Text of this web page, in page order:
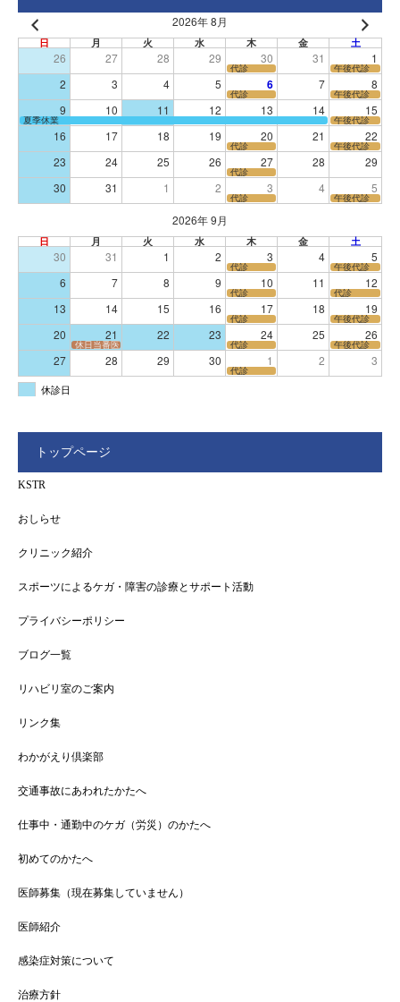
2026年 8月
日 月 火 水 木 金 土
26 27 28 29 30 31 1
代診 午後代診
2 3 4 5 6 7 8
代診 午後代診
9 10 11 12 13 14 15
夏季休業 午後代診
16 17 18 19 20 21 22
代診 午後代診
23 24 25 26 27 28 29
代診
30 31 1 2 3 4 5
代診 午後代診
2026年 9月
日 月 火 水 木 金 土
30 31 1 2 3 4 5
代診 午後代診
6 7 8 9 10 11 12
代診 代診
13 14 15 16 17 18 19
代診 午後代診
20 21 22 23 24 25 26
休日当番医 代診 午後代診
27 28 29 30 1 2 3
代診
休診日
トップページ
KSTR
おしらせ
クリニック紹介
スポーツによるケガ・障害の診療とサポート活動
プライバシーポリシー
ブログ一覧
リハビリ室のご案内
リンク集
わかがえり倶楽部
交通事故にあわれたかたへ
仕事中・通勤中のケガ（労災）のかたへ
初めてのかたへ
医師募集（現在募集していません）
医師紹介
感染症対策について
治療方針